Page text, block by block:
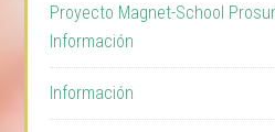
Proyecto Magnet-School
Información
Información